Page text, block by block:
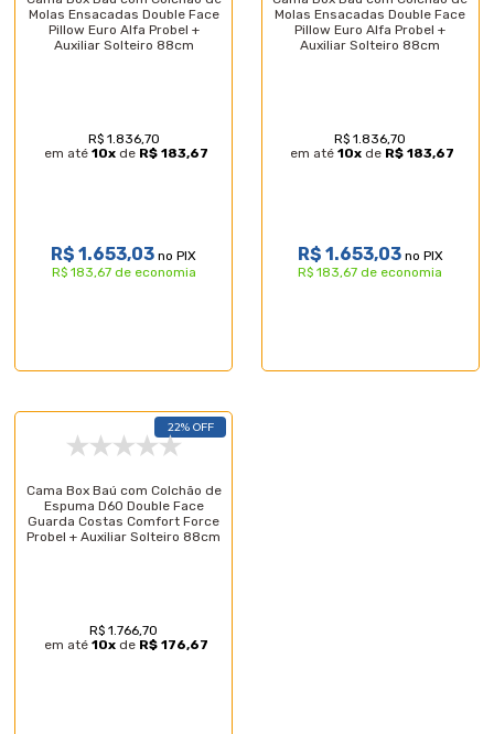
Molas Ensacadas Double Face
Pillow Euro Alfa Probel +
Auxiliar Solteiro 88cm
R$ 1.836,70
em até 10xde R$ 183,67
R$ 1.653,03 no PIX
R$ 183,67 de economia
Molas Ensacadas Double Face
Pillow Euro Alfa Probel +
Auxiliar Solteiro 88cm
R$ 1.836,70
em até10x de R$ 183,67
R$ 1.653,03no PIX
R$ 183,67 de economia
22% OFF
Cama Box Baú com Colchão de
Espuma D60 Double Face
Guarda Costas Comfort Force
Probel + Auxiliar Solteiro 88cm
R$ 1.766,70
em até 10xde R$ 176,67